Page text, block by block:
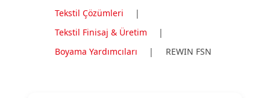
Tekstil Çözümleri
|
Tekstil Finisaj & Üretim
|
Boyama Yardımcıları
| REWIN FSN